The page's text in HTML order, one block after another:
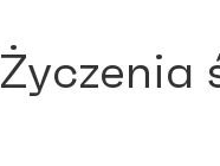
Życzenia